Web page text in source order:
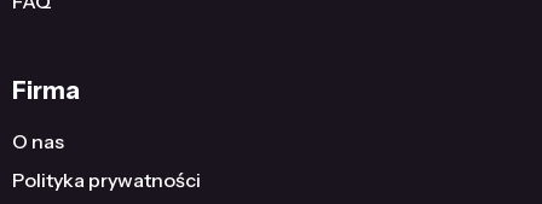
Firma
O nas
Polityka prywatności